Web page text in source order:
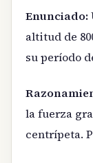
Enunciado:
altitud de
su período
la fuerza
centrípeta.